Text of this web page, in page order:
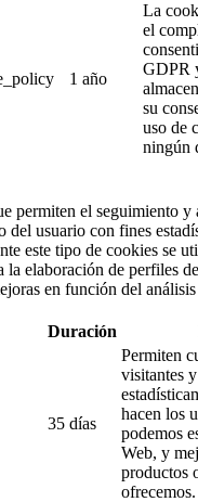
1 año
La
el
GDPR
su
uso de
ningún
permiten el seguimiento y
del usuario con fines
este tipo de cookies se
la elaboración de perfiles
en función del
Duración
35 días
Permiten
visitantes
hacen los
podemos
Web, y
productos
ofrecemos.